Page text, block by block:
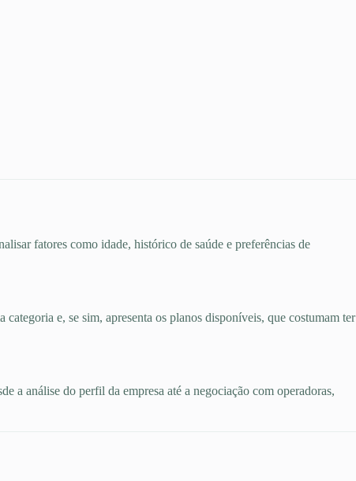
fatores como idade, histórico de saúde e preferências de
e, se sim, apresenta os planos disponíveis, que costumam ter
a análise do perfil da empresa até a negociação com operadoras,